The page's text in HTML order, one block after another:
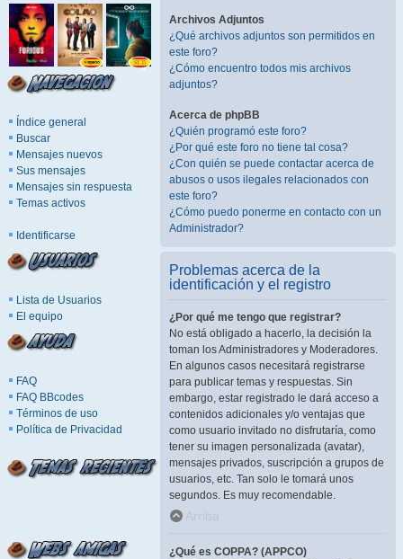
Índice general
Buscar
Mensajes nuevos
Sus mensajes
Mensajes sin respuesta
Temas activos
Identificarse
Lista de Usuarios
El equipo
FAQ
FAQ BBcodes
Términos de uso
Política de Privacidad
Archivos Adjuntos
¿Qué archivos adjuntos son permitidos en
este foro?
¿Cómo encuentro todos mis archivos
adjuntos?
Acerca de phpBB
¿Quién programó este foro?
¿Por qué este foro no tiene tal cosa?
¿Con quién se puede contactar acerca de
abusos o usos ilegales relacionados con
este foro?
¿Cómo puedo ponerme en contacto con un
Administrador?
Problemas acerca de la
identificación y el registro
¿Por qué me tengo que registrar?
No está obligado a hacerlo, la decisión la
toman los Administradores y Moderadores.
En algunos casos necesitará registrarse
para publicar temas y respuestas. Sin
embargo, estar registrado le dará acceso a
contenidos adicionales y/o ventajas que
como usuario invitado no disfrutaría, como
tener su imagen personalizada (avatar),
mensajes privados, suscripción a grupos de
usuarios, etc. Tan solo le tomará unos
segundos. Es muy recomendable.
Arriba
¿Qué es COPPA? (APPCO)